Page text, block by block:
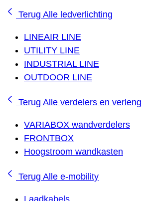
Terug Alle ledverlichting
LINEAIR LINE
UTILITY LINE
INDUSTRIAL LINE
OUTDOOR LINE
Terug Alle verdelers en
VARIABOX wandverdelers
FRONTBOX
Hoogstroom wandkasten
Terug Alle e-mobility
Laadkabels